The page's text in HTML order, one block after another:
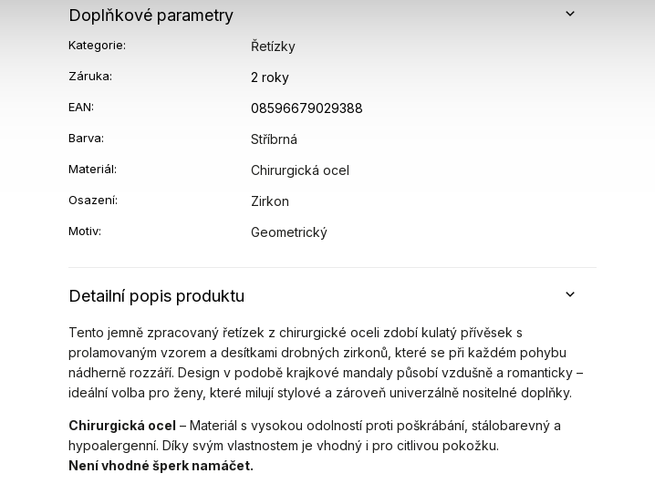
Detailní popis produktu
Tento jemně zpracovaný řetízek z chirurgické oceli zdobí kulatý přívěsek s
prolamovaným vzorem a desítkami drobných zirkonů, které se při každém pohybu
nádherně rozzáří. Design v podobě krajkové mandaly působí vzdušně a romanticky –
ideální volba pro ženy, které milují stylové a zároveň univerzálně nositelné doplňky.
Chirurgická ocel – Materiál s vysokou odolností proti poškrábání, stálobarevný a
hypoalergenní. Díky svým vlastnostem je vhodný i pro citlivou pokožku.
Není vhodné šperk namáčet.
Doplňkové parametry
Kategorie: Řetízky
Záruka: 2 roky
EAN: 08596679029388
Barva: Stříbrná
Materiál: Chirurgická ocel
Osazení: Zirkon
Motiv: Geometrický